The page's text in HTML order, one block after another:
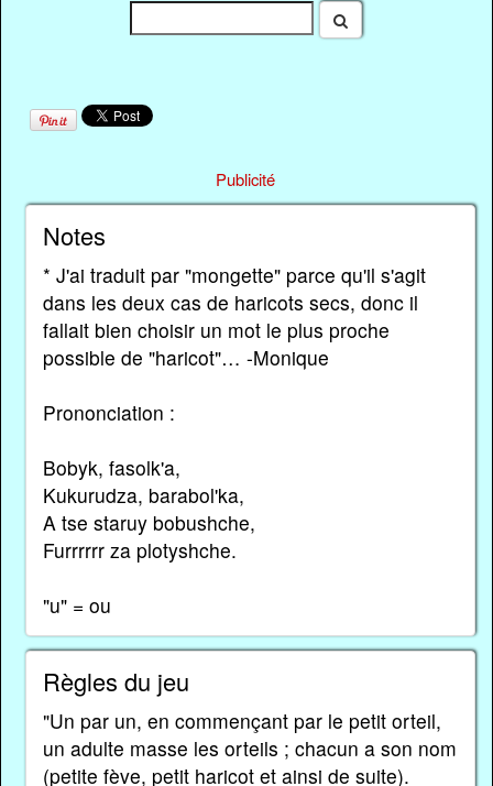
Publicité
Notes
* J'ai traduit par "mongette" parce qu'il s'agit
dans les deux cas de haricots secs, donc il
fallait bien choisir un mot le plus proche
possible de "haricot"… -Monique
Prononciation :
Bobyk, fasolk'a,
Kukurudza, barabol'ka,
A tse staruy bobushche,
Furrrrrr za plotyshche.
"u" = ou
Règles du jeu
"Un par un, en commençant par le petit orteil,
un adulte masse les orteils ; chacun a son nom
(petite fève, petit haricot et ainsi de suite).